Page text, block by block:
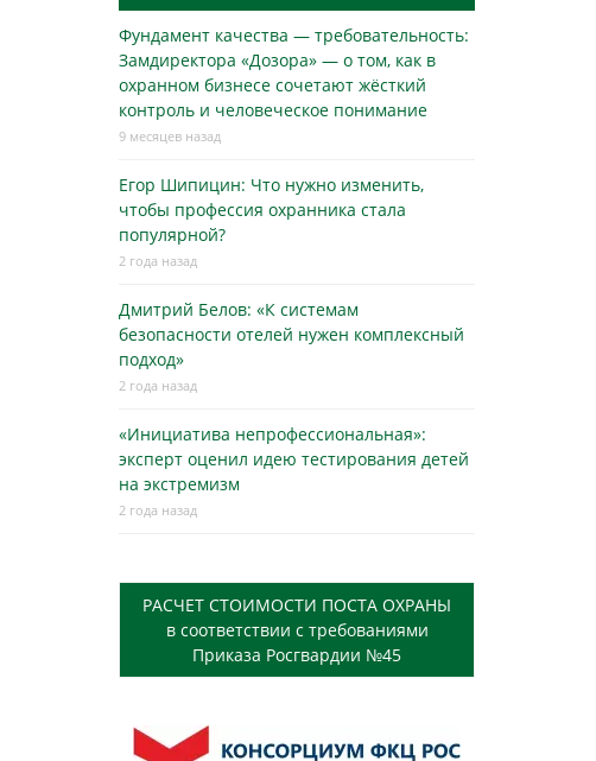
Фундамент качества — требовательность:
Замдиректора «Дозора» — о том, как в
охранном бизнесe сочетают жёсткий
контроль и человеческое понимание
9 месяцев назад
Егор Шипицин: Что нужно изменить,
чтобы профессия охранника стала
популярной?
2 года назад
Дмитрий Белов: «К системам
безопасности отелей нужен комплексный
подход»
2 года назад
«Инициатива непрофессиональная»:
эксперт оценил идею тестирования детей
на экстремизм
2 года назад
РАСЧЕТ СТОИМОСТИ ПОСТА ОХРАНЫ
в соответствии с требованиями
Приказа Росгвардии №45